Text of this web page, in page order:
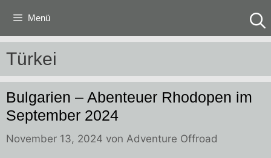
Inhalt
springen
Menü
Türkei
Bulgarien – Abenteuer Rhodopen im
September 2024
November 13, 2024 von Adventure Offroad